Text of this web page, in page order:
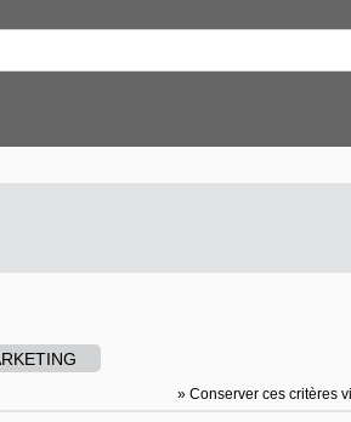
» Conserver ces critères